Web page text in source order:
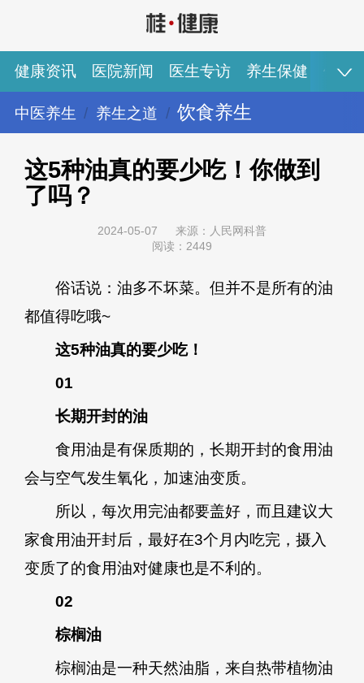
健康资讯 医院新闻 医生专访 养生保健 健康
中医养生 养生之道 饮食养生
健康资讯 医院新闻 医生专访 养生保健
专家推荐 图说健康
这5种油真的要少吃！你做到
了吗？
2024-05-07
来源：人民网科普
阅读：2449
俗话说：油多不坏菜。但并不是所有的油
都值得吃哦~
这5种油真的要少吃！
01
长期开封的油
食用油是有保质期的，长期开封的食用油
会与空气发生氧化，加速油变质。
所以，每次用完油都要盖好，而且建议大
家食用油开封后，最好在3个月内吃完，摄入
变质了的食用油对健康也是不利的。
02
棕榈油
棕榈油是一种天然油脂，来自热带植物油